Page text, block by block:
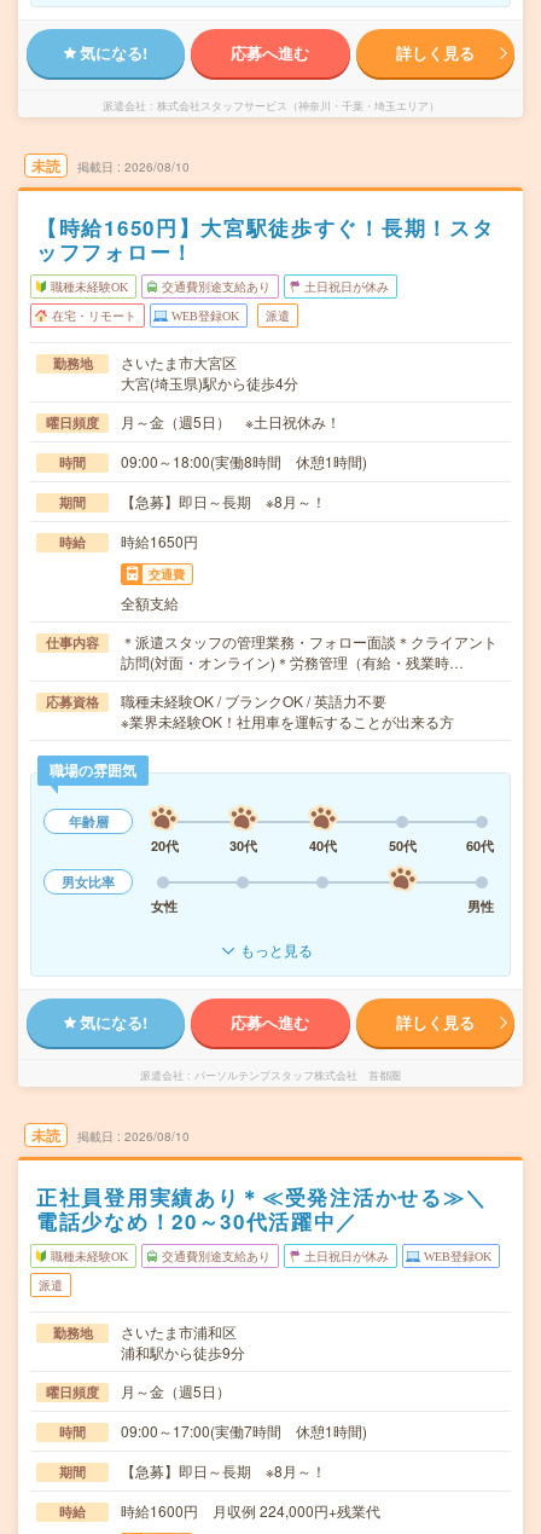
気になる! 応募へ進む 詳しく見る
派遣会社 株式会社スタッフサービス（神奈川・千葉・埼玉エリア）
未読 掲載日 2026/08/10
【時給1650円】大宮駅徒歩すぐ！長期！スタ
ッフフォロー！
職種未経験OK 交通費別途支給あり 土日祝日が休み
在宅・リモート WEB登録OK 派遣
勤務地
さいたま市大宮区
大宮(埼玉県)駅から徒歩4分
曜日頻度 月～金（週5日） ※土日祝休み！
時間 09:00～18:00(実働8時間 休憩1時間)
期間 【急募】即日～長期 ※8月～！
時給 時給1650円
交通費
全額支給
仕事内容
＊派遣スタッフの管理業務・フォロー面談＊クライアント
訪問(対面・オンライン)＊労務管理（有給・残業時…
応募資格
職種未経験OK / ブランクOK / 英語力不要
※業界未経験OK！社用車を運転することが出来る方
職場の雰囲気
年齢層
20代
30代 40代 50代
60代
男女比率
女性
男性
もっと見る
気になる! 応募へ進む 詳しく見る
派遣会社 パーソルテンプスタッフ株式会社 首都圏
未読 掲載日 2026/08/10
正社員登用実績あり＊≪受発注活かせる≫＼
電話少なめ！20～30代活躍中／
職種未経験OK 交通費別途支給あり 土日祝日が休み WEB登録OK
派遣
勤務地
さいたま市浦和区
浦和駅から徒歩9分
曜日頻度 月～金（週5日）
時間 09:00～17:00(実働7時間 休憩1時間)
期間 【急募】即日～長期 ※8月～！
時給 時給1600円 月収例 224,000円+残業代